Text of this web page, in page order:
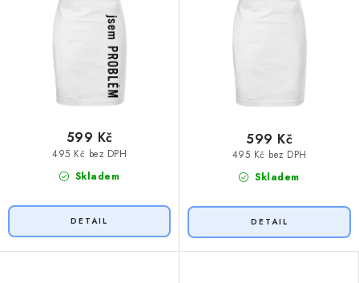
Skladem
495 Kč bez DPH
599 Kč
Skladem
495 Kč bez DPH
599 Kč